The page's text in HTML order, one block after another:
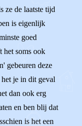
ze de laatste tijd
is eigenlijk
goed
het soms ook
gebeuren deze
je in dit geval
dan ook erg
en ben blij dat
is het een